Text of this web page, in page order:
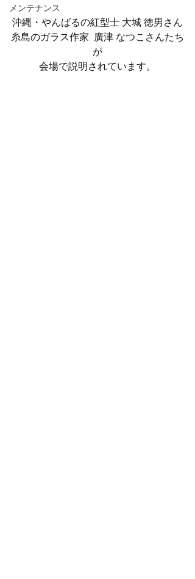
メンテナンス
沖縄・やんばるの紅型士 大城 徳男さん
糸島のガラス作家  廣津 なつこさんたち
が
会場で説明されています。